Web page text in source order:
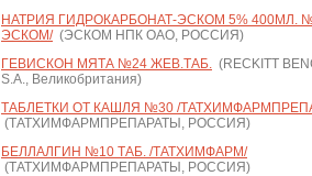
НАТРИЯ ГИДРОКАРБОНАТ-ЭСКОМ 5% 400МЛ.
ЭСКОМ/(ЭСКОМ НПК ОАО, РОССИЯ)
ГЕВИСКОН МЯТА №24 ЖЕВ.ТАБ. (RECKITT
S.A., Великобритания)
ТАБЛЕТКИ ОТ КАШЛЯ №30 /
(ТАТХИМФАРМПРЕПАРАТЫ, РОССИЯ)
БЕЛЛАЛГИН №10 ТАБ. /ТАТХИМФАРМ/
(ТАТХИМФАРМПРЕПАРАТЫ, РОССИЯ)